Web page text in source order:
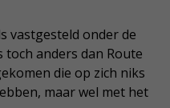
vastgesteld onder de
anders dan Route
die op zich niks
maar wel met het